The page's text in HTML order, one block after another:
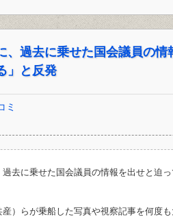
、過去に乗せた国会議員の情
」と反発
ミ
去に乗せた国会議員の情報を出せと迫
）らが乗船した写真や視察記事を何度